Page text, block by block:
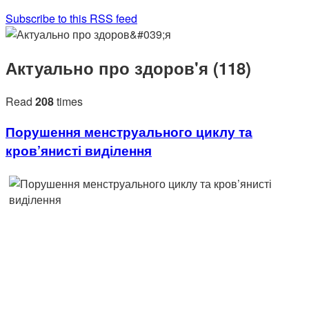
Subscribe to this RSS feed
Актуально про здоров'я (118)
Read 208times
Порушення менструального циклу та
кров’янисті виділення